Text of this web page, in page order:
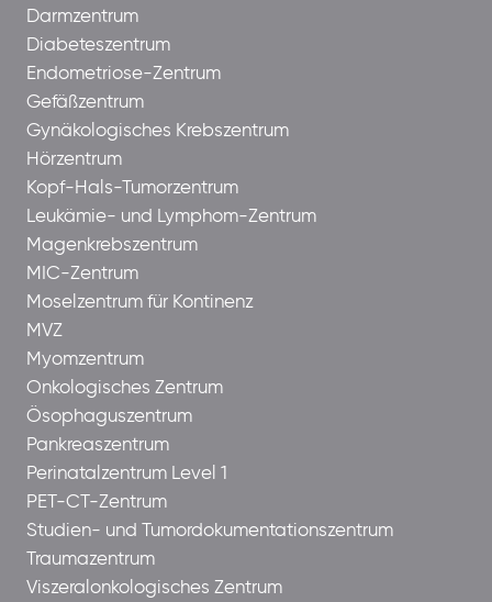
Darmzentrum
Diabeteszentrum
Endometriose-Zentrum
Gefäßzentrum
Gynäkologisches Krebszentrum
Hörzentrum
Kopf-Hals-Tumorzentrum
Leukämie- und Lymphom-Zentrum
Magenkrebszentrum
MIC-Zentrum
Moselzentrum für Kontinenz
MVZ
Myomzentrum
Onkologisches Zentrum
Ösophaguszentrum
Pankreaszentrum
Perinatalzentrum Level 1
PET-CT-Zentrum
Studien- und Tumordokumentationszentrum
Traumazentrum
Viszeralonkologisches Zentrum